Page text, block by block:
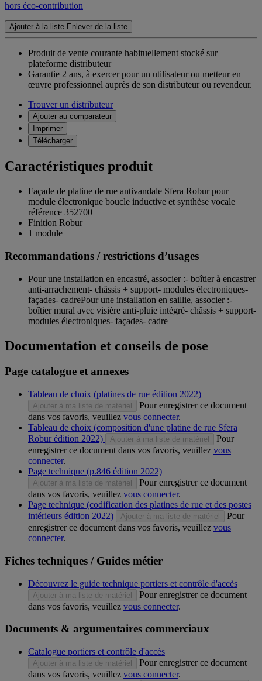
hors éco-contribution
Ajouter à la liste Enlever de la liste
Produit de vente courante habituellement stocké sur
plateforme distributeur
Garantie 2 ans, à exercer pour un utilisateur ou metteur en
œuvre professionnel auprès de son distributeur ou revendeur.
Trouver un distributeur
Ajouter au comparateur
Imprimer
Télécharger
Caractéristiques produit
Façade de platine de rue antivandale Sfera Robur pour
module électronique boucle inductive et synthèse vocale
référence 352700
Finition Robur
1 module
Recommandations / restrictions d’usages
Pour une installation en encastré, associer :- boîtier à encastrer
anti-arrachement- châssis + support- modules électroniques-
façades- cadrePour une installation en saillie, associer :-
boîtier mural avec visière anti-pluie intégré- châssis + support-
modules électroniques- façades- cadre
Documentation et conseils de pose
Page catalogue et annexes
Tableau de choix (platines de rue édition 2022)
Ajouter à ma liste de matériel
Pour enregistrer ce document
dans vos favoris, veuillez vous connecter.
Tableau de choix (composition d'une platine de rue Sfera
Robur édition 2022)
Ajouter à ma liste de matériel
Pour
enregistrer ce document dans vos favoris, veuillez vous
connecter.
Page technique (p.846 édition 2022)
Ajouter à ma liste de matériel
Pour enregistrer ce document
dans vos favoris, veuillez vous connecter.
Page technique (codification des platines de rue et des postes
intérieurs édition 2022)
Ajouter à ma liste de matériel
Pour
enregistrer ce document dans vos favoris, veuillez vous
connecter.
Fiches techniques / Guides métier
Découvrez le guide technique portiers et contrôle d'accès
Ajouter à ma liste de matériel
Pour enregistrer ce document
dans vos favoris, veuillez vous connecter.
Documents & argumentaires commerciaux
Catalogue portiers et contrôle d'accès
Ajouter à ma liste de matériel
Pour enregistrer ce document
dans vos favoris, veuillez vous connecter.